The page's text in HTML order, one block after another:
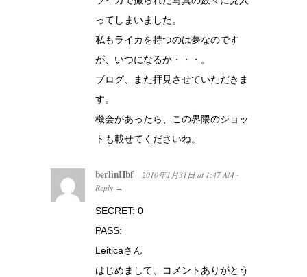
ってしまいました。
私もライカを持つのは夢なのです
が、いつになるか・・・。
ブログ、また拝見させていただきま
す。
機会があったら、この界隈のショッ
トも載せてくださいね。
berlinHbf 2010年1月31日 at 1:47 AM ·
Reply →
SECRET: 0
PASS:
Leiticaさん
はじめまして、コメントありがとう